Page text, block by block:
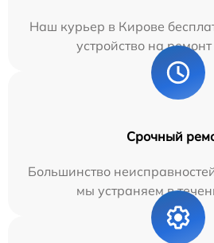
Наш курьер в Кирове
устройство на
Срочный
Большинство
мы устраняем в